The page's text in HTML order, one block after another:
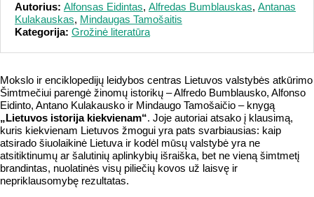
Autorius: Alfonsas Eidintas, Alfredas Bumblauskas, Antanas
Kulakauskas, Mindaugas Tamošaitis
Kategorija: Grožinė literatūra
Mokslo ir enciklopedijų leidybos centras Lietuvos valstybės atkūrimo
Šimtmečiui parengė žinomų istorikų – Alfredo Bumblausko, Alfonso
Eidinto, Antano Kulakausko ir Mindaugo Tamošaičio – knygą
„Lietuvos istorija kiekvienam“. Joje autoriai atsako į klausimą,
kuris kiekvienam Lietuvos žmogui yra pats svarbiausias: kaip
atsirado šiuolaikinė Lietuva ir kodėl mūsų valstybė yra ne
atsitiktinumų ar šalutinių aplinkybių išraiška, bet ne vieną šimtmetį
brandintas, nuolatinės visų piliečių kovos už laisvę ir
nepriklausomybę rezultatas.